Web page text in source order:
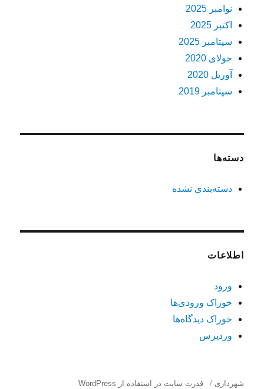
نوامبر 2025
اکتبر 2025
سپتامبر 2025
جولای 2020
آوریل 2020
سپتامبر 2019
دسته‌ها
دسته‌بندی نشده
اطلاعات
ورود
خوراک ورودی‌ها
خوراک دیدگاه‌ها
وردپرس
شهرداری قدرت سایت در استفاده از WordPress